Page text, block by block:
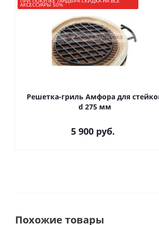
АКСЕССУАРЫ 50%
Решетка-гриль Амфора для
d 275 мм
5 900 руб.
Похожие товары